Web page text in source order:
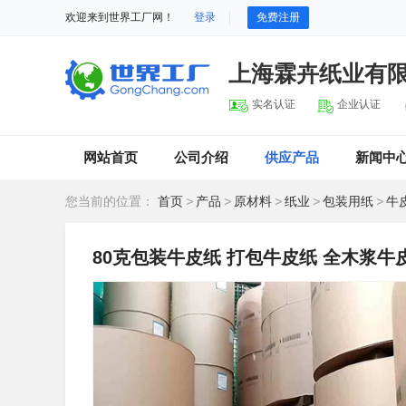
欢迎来到世界工厂网！ 登录 免费注册
上海霖卉纸业有
实名认证 企业认证
网站首页 公司介绍 供应产品 新闻中
您当前的位置： 首页 > 产品 > 原材料 >纸业 >包装用纸 >牛
80克包装牛皮纸 打包牛皮纸 全木浆牛